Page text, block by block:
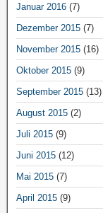
Januar 2016 (7)
Dezember 2015 (7)
November 2015 (16)
Oktober 2015 (9)
September 2015 (13)
August 2015 (2)
Juli 2015 (9)
Juni 2015 (12)
Mai 2015 (7)
April 2015 (9)